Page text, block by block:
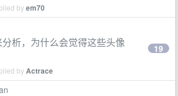
byem70
析，为什么会觉得这些头像
byActrace
19